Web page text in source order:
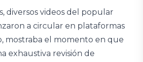
diversos videos del popular
a circular en plataformas
mostraba el momento en que
exhaustiva revisión de